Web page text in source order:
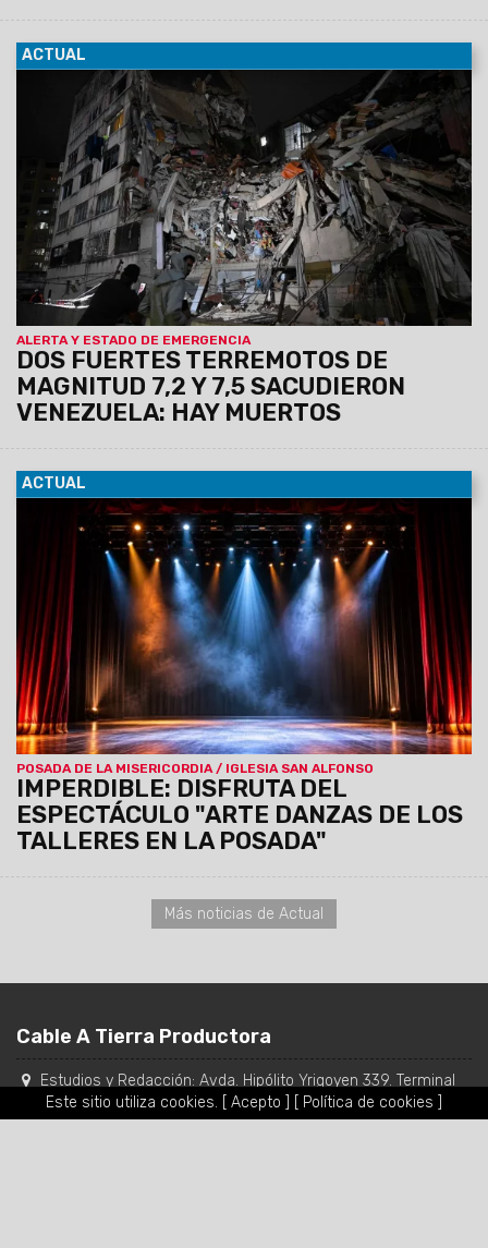
Este sitio utiliza cookies. [ Acepto ] [ Política de cookies ]
ACTUAL
ALERTA Y ESTADO DE EMERGENCIA
DOS FUERTES TERREMOTOS DE
MAGNITUD 7,2 Y 7,5 SACUDIERON
VENEZUELA: HAY MUERTOS
25/06/2026 Los movimientos telúricos ocurrieron de
manera sucesiva y tuvieron su epicentro en el estado de
Yaracuy, en el noroeste del país.
Los sismos se sintieron
con fuerza en la capital venezolana, donde hubo
daños, víctimas fatales, edificios caídos y alerta de
tsunami. Son incesantes las tareas de rescate.
ACTUAL
POSADA DE LA MISERICORDIA / IGLESIA SAN ALFONSO
IMPERDIBLE: DISFRUTA DEL
ESPECTÁCULO "ARTE DANZAS DE LOS
TALLERES EN LA POSADA"
05/06/2026 Presentación artística de los talleres de
Folklore, Danzas Árabes, Danzas de la India, Salsa Cubana y
Taekwondo. El show se realizarámañana sábado 6 de
junio a las 20 horas, en el Teatro San Alfonso,
Leguizamón 812.
Más noticias de Actual
Cable A Tierra Productora
Estudios y Redacción: Avda. Hipólito Yrigoyen 339. Terminal
Salta, Oficina 19 B,Ciudad de Salta-Salta, Argentina
Tel.:(0387) 422-2706/431-6056